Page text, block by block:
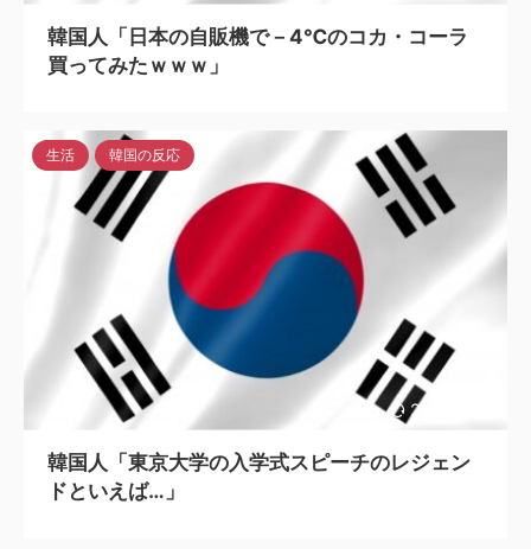
韓国人「日本の自販機で－4℃のコカ・コーラ
買ってみたｗｗｗ」
2023/7/13
生活 韓国の反応
韓国人「東京大学の入学式スピーチのレジェン
ドといえば…」